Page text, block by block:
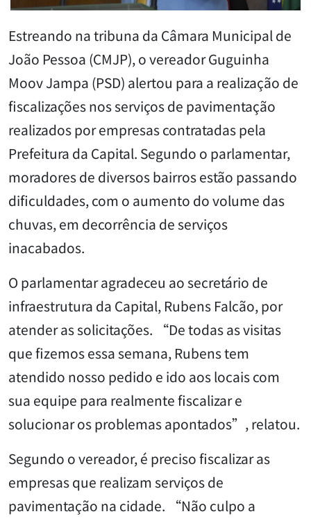
Estreando na tribuna da Câmara Municipal de
João Pessoa (CMJP), o vereador Guguinha
Moov Jampa (PSD) alertou para a realização de
fiscalizações nos serviços de pavimentação
realizados por empresas contratadas pela
Prefeitura da Capital. Segundo o parlamentar,
moradores de diversos bairros estão passando
dificuldades, com o aumento do volume das
chuvas, em decorrência de serviços
inacabados.
O parlamentar agradeceu ao secretário de
infraestrutura da Capital, Rubens Falcão, por
atender as solicitações. “De todas as visitas
que fizemos essa semana, Rubens tem
atendido nosso pedido e ido aos locais com
sua equipe para realmente fiscalizar e
solucionar os problemas apontados”, relatou.
Segundo o vereador, é preciso fiscalizar as
empresas que realizam serviços de
pavimentação na cidade. “Não culpo a